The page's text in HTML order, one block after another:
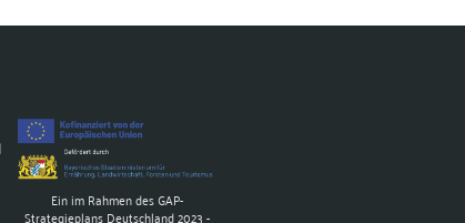
Ein im Rahmen des GAP-
Strategieplans Deutschland 2023 -